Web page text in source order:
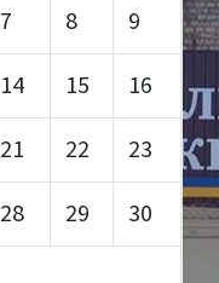
7 8 9
14 15 16
21 22 23
28 29 30